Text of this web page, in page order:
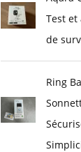
Test et
de
Ring